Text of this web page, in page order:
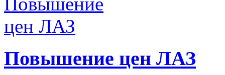
Повышение цен ЛАЗ